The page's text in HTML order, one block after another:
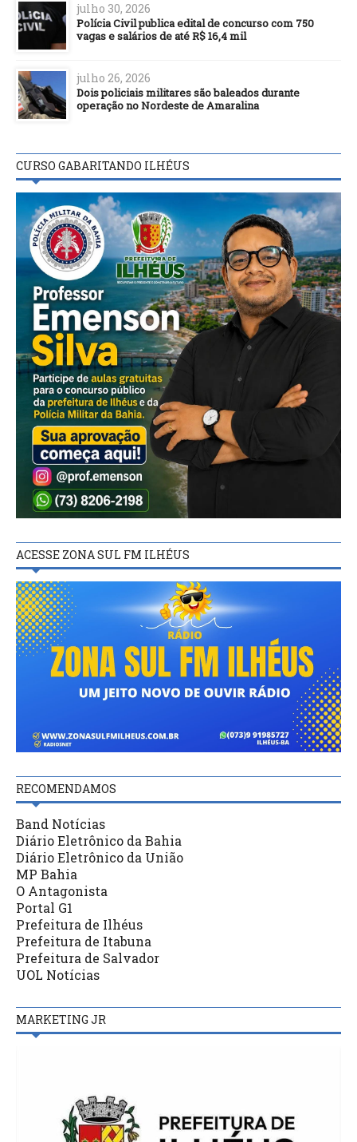
julho 30, 2026
Polícia Civil publica edital de concurso com 750
vagas e salários de até R$ 16,4 mil
julho 26, 2026
Dois policiais militares são baleados durante
operação no Nordeste de Amaralina
CURSO GABARITANDO ILHÉUS
ACESSE ZONA SUL FM ILHÉUS
RECOMENDAMOS
Band Notícias
Diário Eletrônico da Bahia
Diário Eletrônico da União
MP Bahia
O Antagonista
Portal G1
Prefeitura de Ilhéus
Prefeitura de Itabuna
Prefeitura de Salvador
UOL Notícias
MARKETING JR